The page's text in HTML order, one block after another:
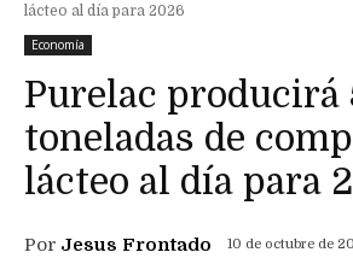
lácteo al día para 2026
Economía
Purelac producirá
toneladas de
lácteo al día para
Por Jesus Frontado 10 de octubre de